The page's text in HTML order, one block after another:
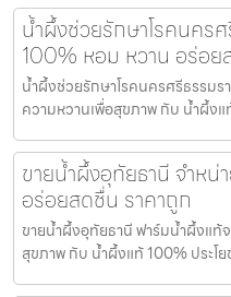
น้ำผึ้งช่วยรักษาโรคนคร
100% หอม หวาน อร่อย
น้ำผึ้งช่วยรักษาโรคนครศรีธรรม
ความหวานเพื่อสุขภาพ กับ น้ำผึ้ง
ขายน้ำผึ้งอุทัยธานี จำห
อร่อยสดชื่น ราคาถูก
ขายน้ำผึ้งอุทัยธานี ฟาร์มน้ำผึ้งแท้
สุขภาพ กับ น้ำผึ้งแท้ 100% ประโ